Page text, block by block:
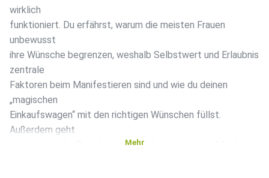
wirklich
funktioniert. Du erfährst, warum die meisten Frauen
unbewusst
ihre Wünsche begrenzen, weshalb Selbstwert und Erlaubnis
zentrale
Faktoren beim Manifestieren sind und wie du deinen
„magischen
Einkaufswagen“ mit den richtigen Wünschen füllst.
Außerdem geht
es um toxische Beziehungen, Glaubenssätze, die Macht der
Mehr